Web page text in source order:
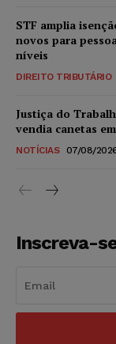
STF amplia
novos para
níveis
DIREITO TRIBUTÁRIO
Justiça do
vendia canetas
NOTÍCIAS 07/08/
Inscreva-